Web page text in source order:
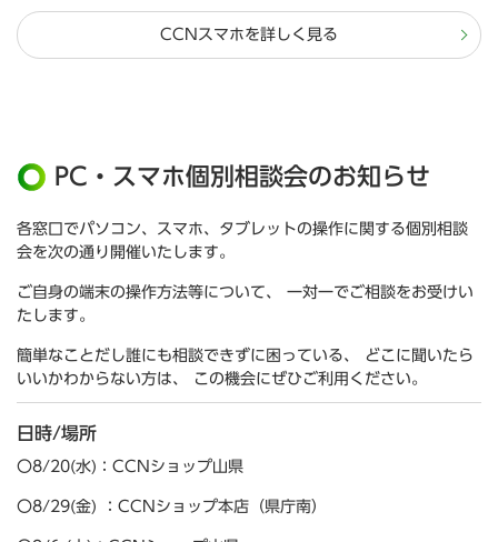
CCNスマホを詳しく見る
PC・スマホ個別相談会のお知らせ
各窓口でパソコン、スマホ、タブレットの操作に関する個別相談
会を次の通り開催いたします。
ご自身の端末の操作方法等について、 一対一でご相談をお受けい
たします。
簡単なことだし誰にも相談できずに困っている、 どこに聞いたら
いいかわからない方は、 この機会にぜひご利用ください。
日時/場所
〇8/20(水)：CCNショップ山県
〇8/29(金) ：CCNショップ本店（県庁南）